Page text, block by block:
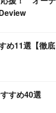
め11選【徹底
すめ40選